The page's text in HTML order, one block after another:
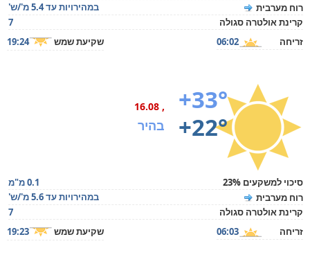
רוח מערבית
במהירויות עד 5.4 מ'/ש'
קרינת אולטרה סגולה
7
זריחה
06:02 שקיעת שמש 19:24
+33°
+22°
, 16.08
בהיר
סיכוי למשקעים 23%
0.1 מ"מ
רוח מערבית
במהירויות עד 5.6 מ'/ש'
קרינת אולטרה סגולה
7
זריחה
06:03 שקיעת שמש 19:23